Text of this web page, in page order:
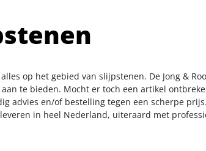
op het gebied van slijpstenen. De Jong &
te bieden. Mocht er toch een artikel
advies en/of bestelling tegen een scherpe
in heel Nederland, uiteraard met